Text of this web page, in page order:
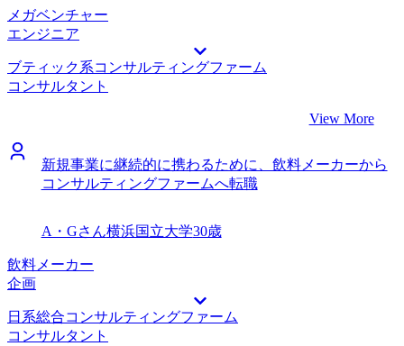
メガベンチャー
エンジニア
ブティック系コンサルティングファーム
コンサルタント
View More
新規事業に継続的に携わるために、飲料メーカーから
コンサルティングファームへ転職
A・Gさん横浜国立大学30歳
飲料メーカー
企画
日系総合コンサルティングファーム
コンサルタント